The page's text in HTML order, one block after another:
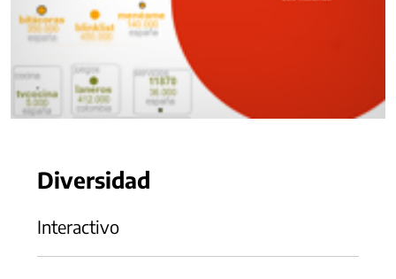
Diversidad
Interactivo